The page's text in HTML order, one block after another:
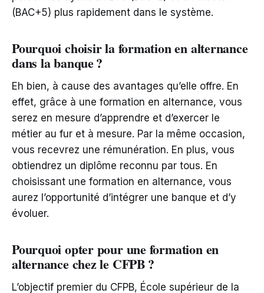
(BAC+5) plus rapidement dans le système.
Pourquoi choisir la formation en alternance
dans la banque ?
Eh bien, à cause des avantages qu’elle offre. En
effet, grâce à une formation en alternance, vous
serez en mesure d’apprendre et d’exercer le
métier au fur et à mesure. Par la même occasion,
vous recevrez une rémunération. En plus, vous
obtiendrez un diplôme reconnu par tous. En
choisissant une formation en alternance, vous
aurez l’opportunité d’intégrer une banque et d’y
évoluer.
Pourquoi opter pour une formation en
alternance chez le CFPB ?
L’objectif premier du CFPB, École supérieur de la